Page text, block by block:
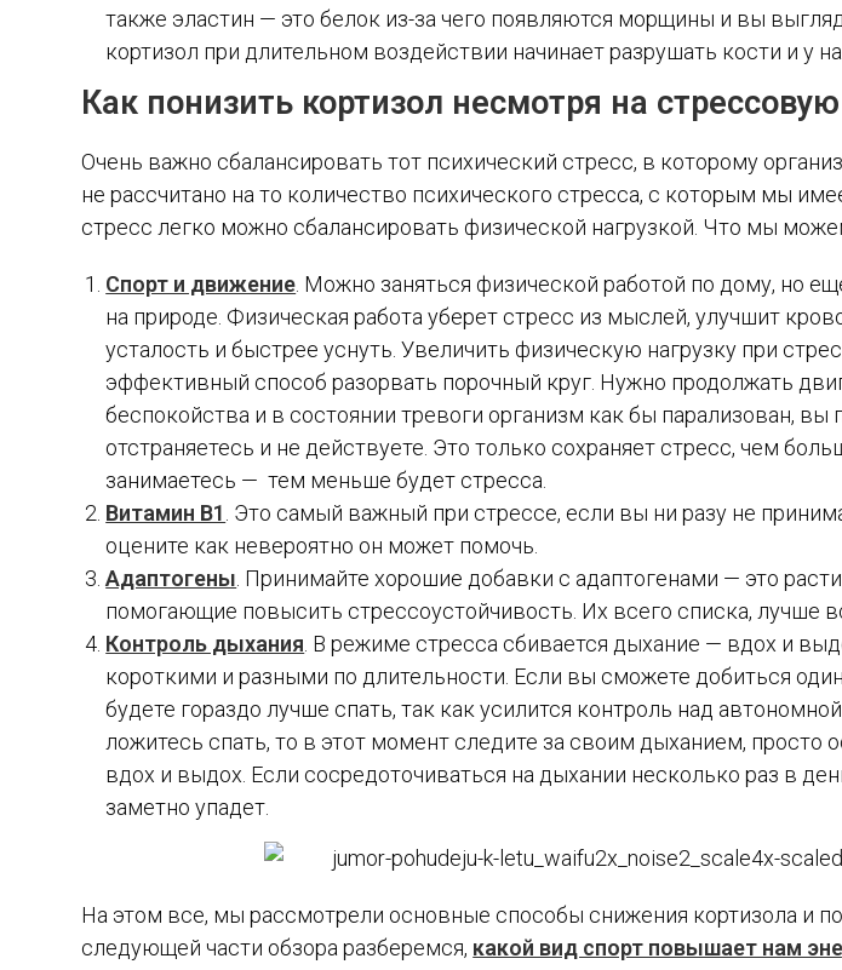
также эластин — это белок из-за чего появляются морщины и вы
кортизол при длительном воздействии начинает разрушать кости и у
Как понизить кортизол несмотря на
Очень важно сбалансировать тот психический стресс, в которому
не рассчитано на то количество психического стресса, с которым мы
стресс легко можно сбалансировать физической нагрузкой. Что мы
Спорт и движение . Можно заняться физической работой по дому, но
на природе. Физическая работа уберет стресс из мыслей, улучшит
усталость и быстрее уснуть. Увеличить физическую нагрузку при
эффективный способ разорвать порочный круг. Нужно продолжать
беспокойства и в состоянии тревоги организм как бы парализован, вы
отстраняетесь и не действуете. Это только сохраняет стресс, чем
занимаетесь — тем меньше будет стресса.
Витамин В1 . Это самый важный при стрессе, если вы ни разу не
оцените как невероятно он может помочь.
Адаптогены . Принимайте хорошие добавки с адаптогенами — это
помогающие повысить стрессоустойчивость. Их всего списка, лучше
Контроль дыхания . В режиме стресса сбивается дыхание — вдох и
короткими и разными по длительности. Если вы сможете добиться
будете гораздо лучше спать, так как усилится контроль над
ложитесь спать, то в этот момент следите за своим дыханием, просто
вдох и выдох. Если сосредоточиваться на дыхании несколько раз в
заметно упадет.
На этом все, мы рассмотрели основные способы снижения кортизола и
следующей части обзора разберемся, какой вид спорт повышает нам